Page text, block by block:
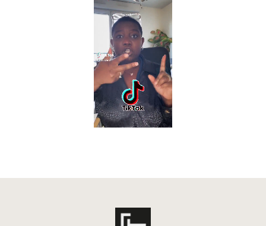
Loaded:
100.00%